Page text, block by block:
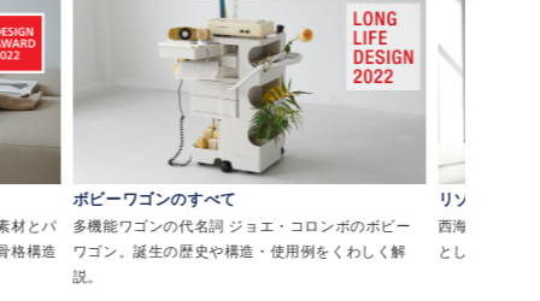
材とパ
格構造
ボビーワゴンのすべて
多機能ワゴンの代名詞 ジョエ・コロンボのボビー
ワゴン。誕生の歴史や構造・使用例をくわしく解
説。
リゾートチ
西海岸・メキ
として親しま